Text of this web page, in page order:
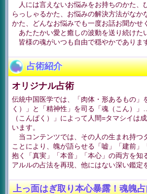
人には言えないお悩みをお持ちのかた、
らっしゃるかた、お悩みの解決方法がなか
かた、どんなお悩みでも一度お話お聞かせ
あたたかい愛と癒しの波動を送り続けた
皆様の魂がいつも自由で穏やかでありま
占術紹介
オリジナル占術
伝統中国医学では、「肉体・形あるもの」
く）」と「精神性」を司る「魂（こん）
（こんぱく）」によって人間=タマシイは
います。
当コンテンツでは、その人の生まれ持つ
ことにより、魄が語らせる「嘘」「建前」
抱く「真実」「本音」「本心」の両方を知
アルルの占法を再現、他にはない深い鑑定
上っ面はぎ取り本心暴露！魂魄